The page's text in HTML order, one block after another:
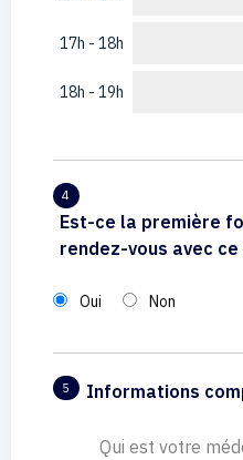
17h - 18h
18h - 19h
4
Est-ce la première
rendez-vous avec
Oui Non
5 Informations
Qui est votre